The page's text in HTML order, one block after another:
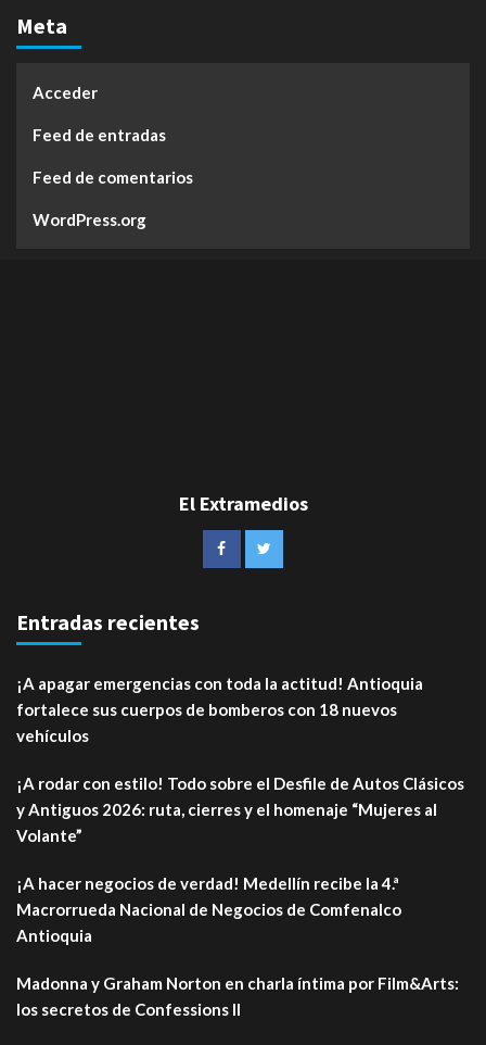
Meta
Acceder
Feed de entradas
Feed de comentarios
WordPress.org
El Extramedios
Entradas recientes
¡A apagar emergencias con toda la actitud! Antioquia
fortalece sus cuerpos de bomberos con 18 nuevos
vehículos
¡A rodar con estilo! Todo sobre el Desfile de Autos Clásicos
y Antiguos 2026: ruta, cierres y el homenaje “Mujeres al
Volante”
¡A hacer negocios de verdad! Medellín recibe la 4.ª
Macrorrueda Nacional de Negocios de Comfenalco
Antioquia
Madonna y Graham Norton en charla íntima por Film&Arts:
los secretos de Confessions II